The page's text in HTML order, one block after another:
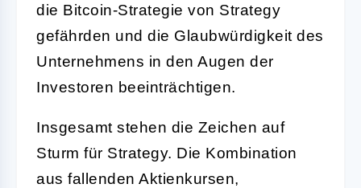
die Bitcoin-Strategie von Strategy
gefährden und die Glaubwürdigkeit des
Unternehmens in den Augen der
Investoren beeinträchtigen.
Insgesamt stehen die Zeichen auf
Sturm für Strategy. Die Kombination
aus fallenden Aktienkursen,